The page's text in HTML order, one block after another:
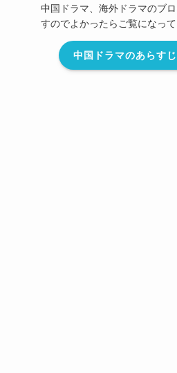
中国ドラマ、海外ドラマのブ
すのでよかったらご覧になって
中国ドラマのあらす